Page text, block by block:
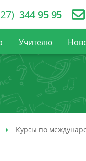
344 95 95
Учителю
Курсы по